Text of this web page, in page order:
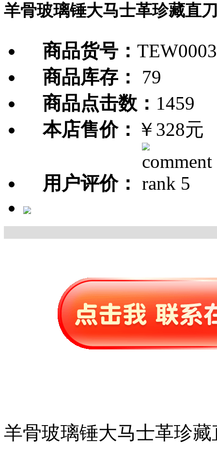
羊骨玻璃锤大马士革珍藏直
商品货号：
商品库存：
79
商品点击数： 1459
本店售价： ￥328元
用户评价：
羊骨玻璃锤大马士革珍藏